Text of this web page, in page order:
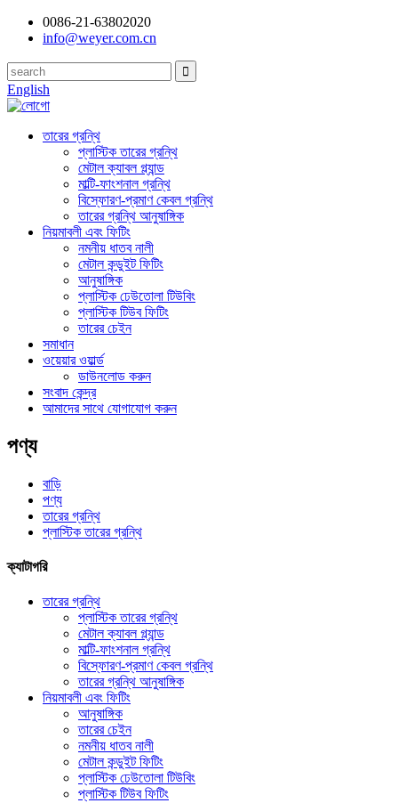
0086-21-63802020
info@weyer.com.cn
English
তারের গ্রন্থি
প্লাস্টিক তারের গ্রন্থি
মেটাল ক্যাবল গ্ল্যান্ড
মাল্টি-ফাংশনাল গ্রন্থি
বিস্ফোরণ-প্রমাণ কেবল গ্রন্থি
তারের গ্রন্থি আনুষাঙ্গিক
নিয়মাবলী এবং ফিটিং
নমনীয় ধাতব নালী
মেটাল কন্ডুইট ফিটিং
আনুষাঙ্গিক
প্লাস্টিক ঢেউতোলা টিউবিং
প্লাস্টিক টিউব ফিটিং
তারের চেইন
সমাধান
ওয়েয়ার ওয়ার্ল্ড
ডাউনলোড করুন
সংবাদ কেন্দ্র
আমাদের সাথে যোগাযোগ করুন
পণ্য
বাড়ি
পণ্য
তারের গ্রন্থি
প্লাস্টিক তারের গ্রন্থি
ক্যাটাগরি
তারের গ্রন্থি
প্লাস্টিক তারের গ্রন্থি
মেটাল ক্যাবল গ্ল্যান্ড
মাল্টি-ফাংশনাল গ্রন্থি
বিস্ফোরণ-প্রমাণ কেবল গ্রন্থি
তারের গ্রন্থি আনুষাঙ্গিক
নিয়মাবলী এবং ফিটিং
আনুষাঙ্গিক
তারের চেইন
নমনীয় ধাতব নালী
মেটাল কন্ডুইট ফিটিং
প্লাস্টিক ঢেউতোলা টিউবিং
প্লাস্টিক টিউব ফিটিং